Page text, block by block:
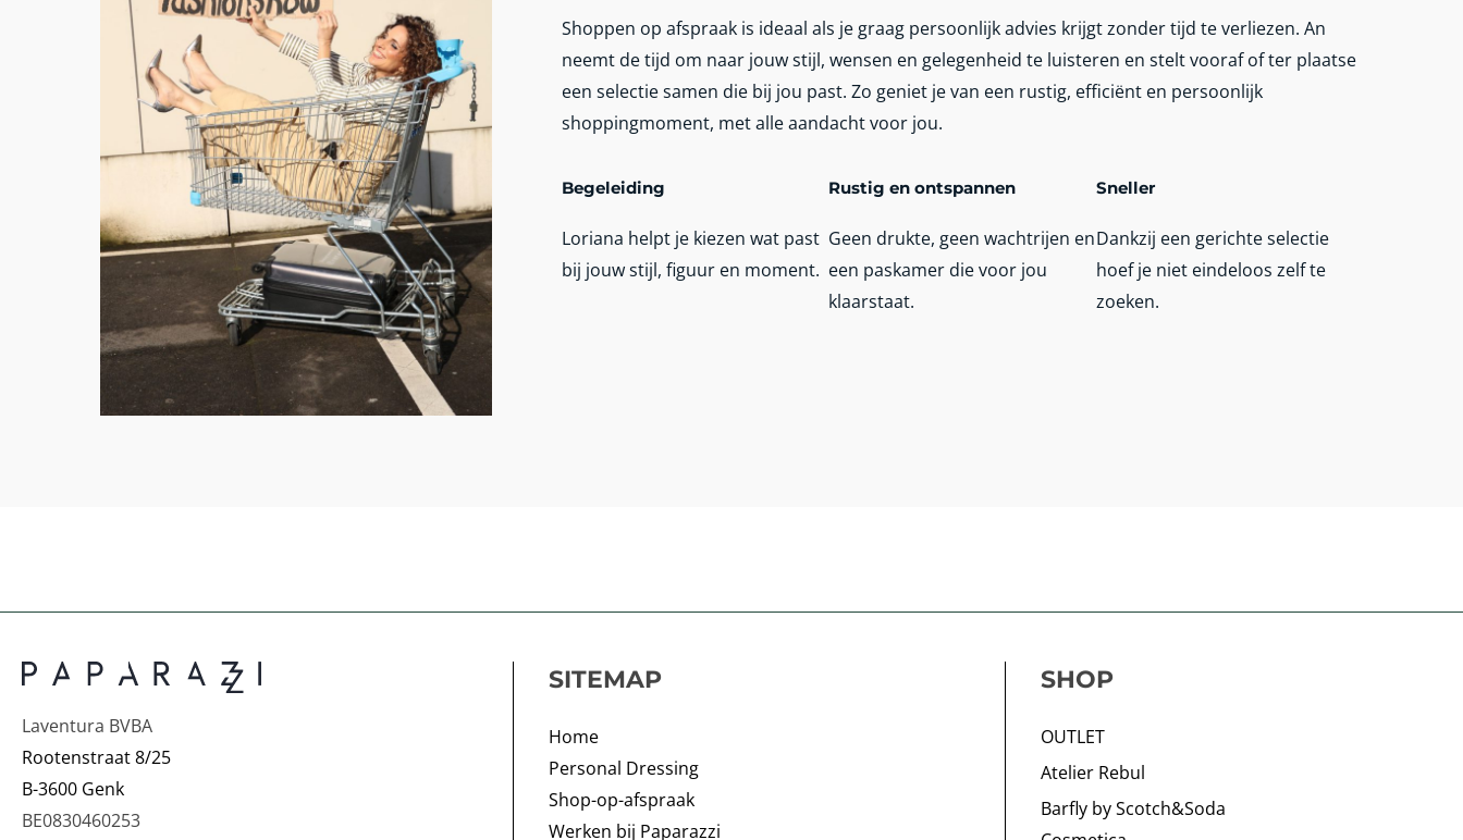
Shoppen op afspraak is ideaal als je graag persoonlijk advies krijgt zonder tijd te verliezen. An
neemt de tijd om naar jouw stijl, wensen en gelegenheid te luisteren en stelt vooraf of ter plaatse
een selectie samen die bij jou past. Zo geniet je van een rustig, efficiënt en persoonlijk
shoppingmoment, met alle aandacht voor jou.
Begeleiding
Loriana helpt je kiezen wat past
bij jouw stijl, figuur en moment.
Rustig en ontspannen
Geen drukte, geen wachtrijen en
een paskamer die voor jou
klaarstaat.
Sneller
Dankzij een gerichte selectie
hoef je niet eindeloos zelf te
zoeken.
Laventura BVBA
Rootenstraat 8/25
B-3600 Genk
BE0830460253
SITEMAP
Home
Personal Dressing
Shop-op-afspraak
Werken bij Paparazzi
SHOP
OUTLET
Atelier Rebul
Barfly by Scotch&Soda